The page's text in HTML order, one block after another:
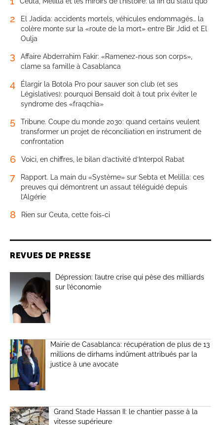
2
El Jadida: accidents mortels, véhicules endommagés… la
colère monte sur la «route de la mort» entre Bir Jdid et El
Oulja
3
Affaire Abderrahim Fakir: «Ramenez-nous son corps»,
clame sa famille à Casablanca
4
Élargir la Botola Pro pour sauver son club (et ses
Législatives): pourquoi Bensaïd doit à tout prix éviter le
syndrome des «fraqchia»
5
Tribune. Coupe du monde 2030: quand certains veulent
transformer un projet de réconciliation en instrument de
confrontation
6 Voici, en chiffres, le bilan d’activité d’Interpol Rabat
7
Rapport. La main du «Système» sur Sebta et Melilla: ces
preuves qui démontrent un assaut téléguidé depuis
l’Algérie
8 Rien sur Ceuta, cette fois-ci
REVUES DE PRESSE
Dépression: l’autre crise qui pèse des milliards
sur l’économie
Mairie de Casablanca: récupération de plus de 13
millions de dirhams indûment attribués par la
justice à une avocate
Grand Stade Hassan II: le chantier passe à la
vitesse supérieure